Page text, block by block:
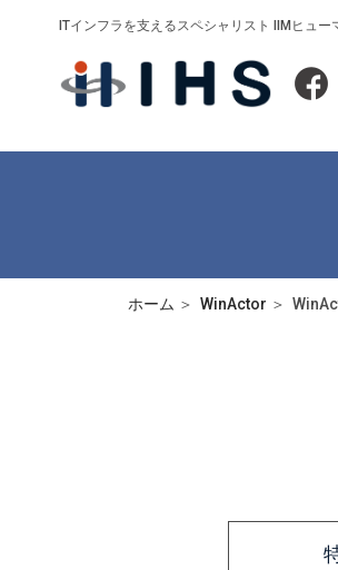
ITインフラを支えるスペシャリスト IIMヒュー
ホーム WinActor